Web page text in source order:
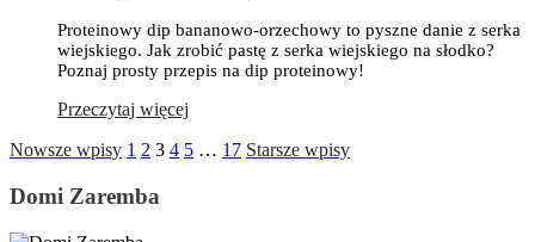
Proteinowy dip bananowo-orzechowy to pyszne danie z serka
wiejskiego. Jak zrobić pastę z serka wiejskiego na słodko?
Poznaj prosty przepis na dip proteinowy!
Przeczytaj więcej
Nowsze wpisy 1 2 3 4 5 … 17 Starsze wpisy
Domi Zaremba